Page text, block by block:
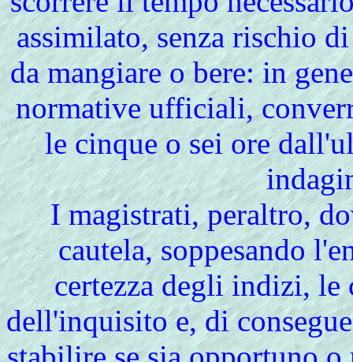
assimilato, senza rischio
da mangiare o bere: in
normative ufficiali,
le cinque o sei ore
Imagistrati, peraltro,
cautela, soppesando
certezza degli indizi, le
dell'inquisito e, di